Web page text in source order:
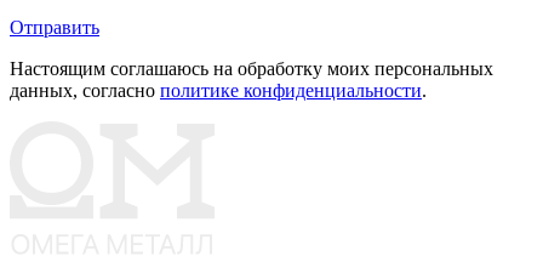
Отправить
Настоящим соглашаюсь на обработку моих персональных
данных, согласно политике конфиденциальности.